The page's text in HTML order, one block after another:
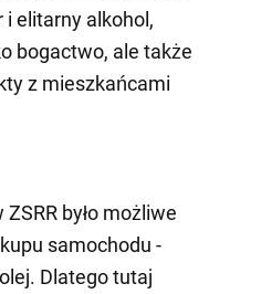
i elitarny alkohol,
bogactwo, ale także
z mieszkańcami
było możliwe
samochodu -
Dlatego tutaj